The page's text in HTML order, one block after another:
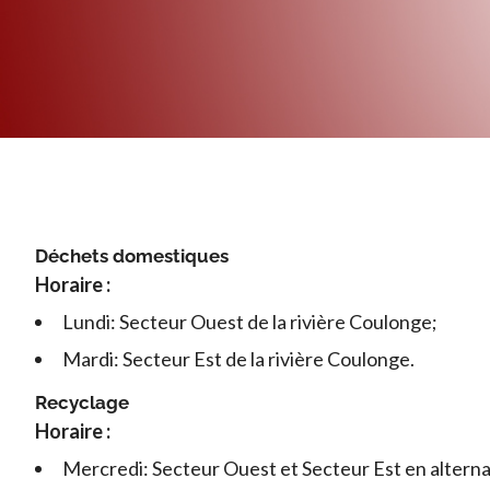
Déchets domestiques
Horaire :
Lundi: Secteur Ouest de la rivière Coulonge;
Mardi: Secteur Est de la rivière Coulonge.
Recyclage
Horaire :
Mercredi: Secteur Ouest et Secteur Est en